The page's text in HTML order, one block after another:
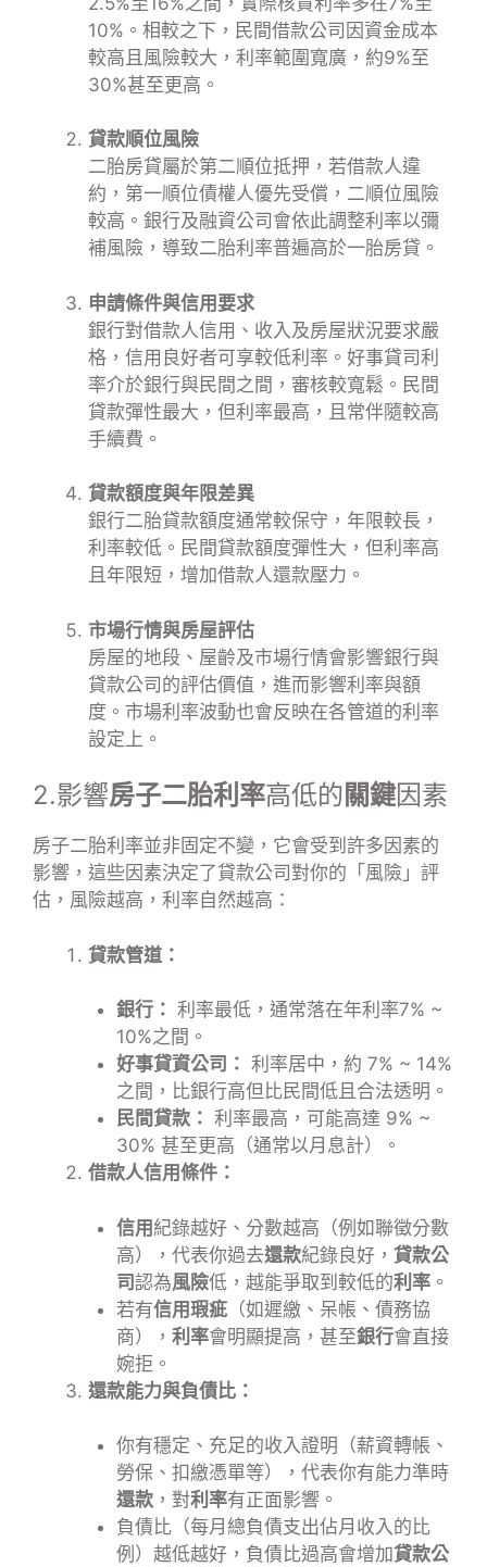
10%。相較之下，民間借款公司因資金成本
較高且風險較大，利率範圍寬廣，約9%至
30%甚至更高。
貸款順位風險
二胎房貸屬於第二順位抵押，若借款人違
約，第一順位債權人優先受償，二順位風險
較高。銀行及融資公司會依此調整利率以彌
補風險，導致二胎利率普遍高於一胎房貸。
申請條件與信用要求
銀行對借款人信用、收入及房屋狀況要求嚴
格，信用良好者可享較低利率。好事貸司利
率介於銀行與民間之間，審核較寬鬆。民間
貸款彈性最大，但利率最高，且常伴隨較高
手續費。
貸款額度與年限差異
銀行二胎貸款額度通常較保守，年限較長，
利率較低。民間貸款額度彈性大，但利率高
且年限短，增加借款人還款壓力。
市場行情與房屋評估
房屋的地段、屋齡及市場行情會影響銀行與
貸款公司的評估價值，進而影響利率與額
度。市場利率波動也會反映在各管道的利率
設定上。
2.影響房子二胎利率高低的關鍵因素
房子二胎利率並非固定不變，它會受到許多因素的
影響，這些因素決定了貸款公司對你的「風險」評
估，風險越高，利率自然越高：
貸款管道：
銀行： 利率最低，通常落在年利率7% ~
10%之間。
好事貸資公司： 利率居中，約 7% ~ 14%
之間，比銀行高但比民間低且合法透明。
民間貸款： 利率最高，可能高達 9% ~
30% 甚至更高（通常以月息計）。
借款人信用條件：
信用 紀錄越好、分數越高（例如聯徵分數
高），代表你過去還款紀錄良好， 貸款公
司認為風險低，越能爭取到較低的利率。
若有信用瑕疵（如遲繳、呆帳、債務協
商）， 利率會明顯提高，甚至銀行會直接
婉拒。
還款能力與負債比：
你有穩定、充足的收入證明（薪資轉帳、
勞保、扣繳憑單等），代表你有能力準時
還款，對利率有正面影響。
負債比（每月總負債支出佔月收入的比
例）越低越好，負債比過高會增加貸款公